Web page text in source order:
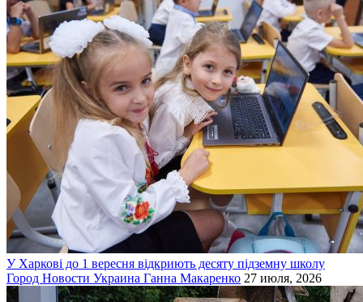
У Харкові до 1 вересня відкриють десяту підземну школу
Город Новости Украина Ганна Макаренко 27 июля, 2026